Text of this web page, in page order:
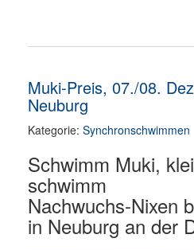
Muki-Preis, 07./08.
Neuburg
Kategorie: Synchronschwimmen
Schwimm Muki,
schwimm
Nachwuchs-Nixen
in Neuburg an der